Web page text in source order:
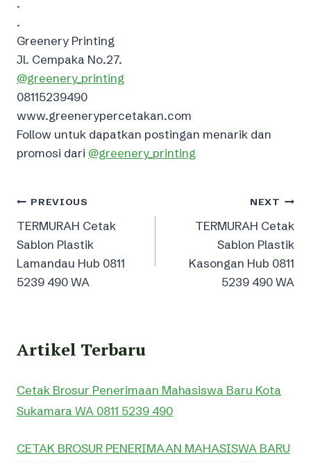
.
Greenery Printing⁣
Jl. Cempaka No.27.⁣
@greenery_printing
08115239490
www.greenerypercetakan.com
Follow untuk dapatkan postingan menarik dan
promosi dari ️ @greenery_printing
Post
navigation
PREVIOUS
TERMURAH Cetak
Sablon Plastik
Lamandau Hub 0811
5239 490 WA
NEXT
TERMURAH Cetak
Sablon Plastik
Kasongan Hub 0811
5239 490 WA
Artikel Terbaru
Cetak Brosur Penerimaan Mahasiswa Baru Kota
Sukamara WA 0811 5239 490
CETAK BROSUR PENERIMAAN MAHASISWA BARU